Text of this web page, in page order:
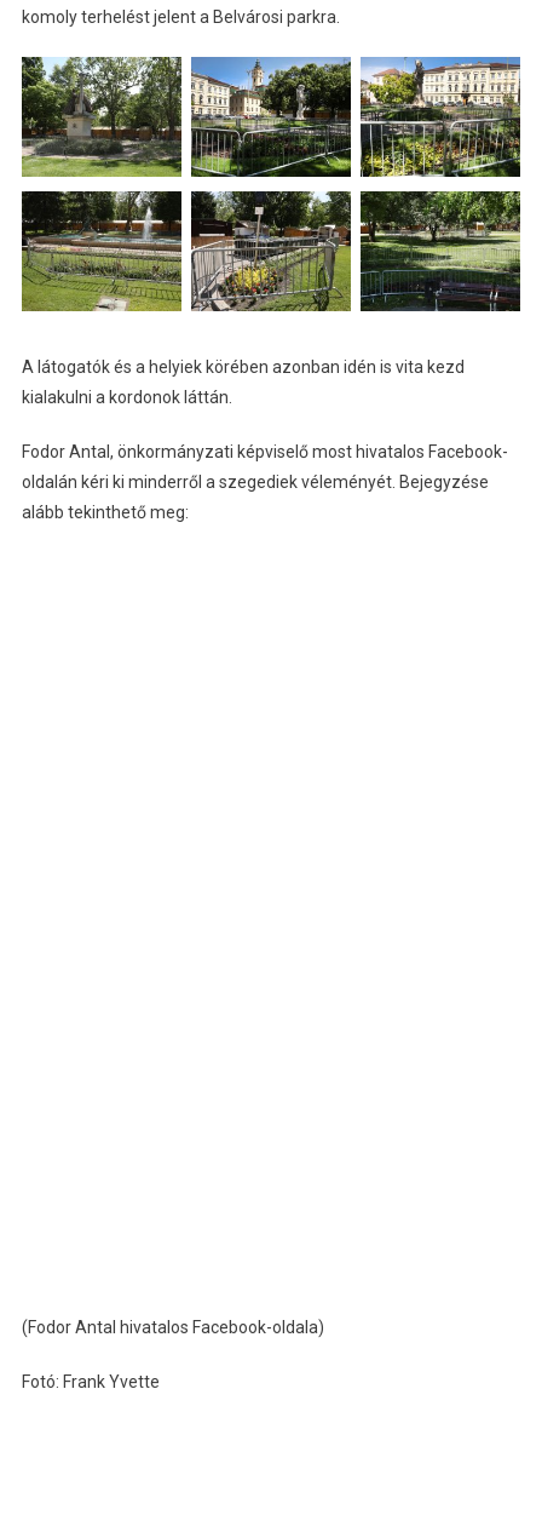
komoly terhelést jelent a Belvárosi parkra.
A látogatók és a helyiek körében azonban idén is vita kezd
kialakulni a kordonok láttán.
Fodor Antal, önkormányzati képviselő most hivatalos Facebook-
oldalán kéri ki minderről a szegediek véleményét. Bejegyzése
alább tekinthető meg:
(Fodor Antal hivatalos Facebook-oldala)
Fotó: Frank Yvette